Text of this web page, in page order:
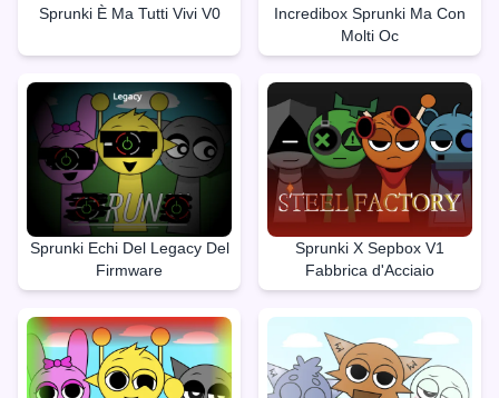
Sprunki È Ma Tutti Vivi V0
Incredibox Sprunki Ma Con
Molti Oc
Sprunki Echi Del Legacy Del
Firmware
Sprunki X Sepbox V1
Fabbrica d'Acciaio